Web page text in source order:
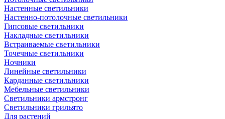
Настенные светильники
Настенно-потолочные светильники
Гипсовые светильники
Накладные светильники
Встраиваемые светильники
Точечные светильники
Ночники
Линейные светильники
Карданные светильники
Мебельные светильники
Светильники армстронг
Светильники грильято
Для растений